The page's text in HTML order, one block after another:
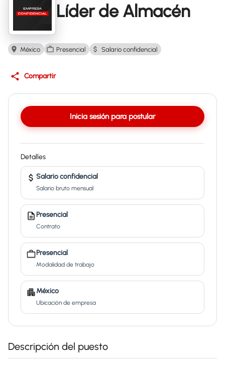
Líder de Almacén
México Presencial Salario confidencial
Compartir
Inicia sesión para postular
Detalles
Salario confidencial
Salario bruto mensual
Presencial
Contrato
Presencial
Modalidad de trabajo
México
Ubicación de empresa
Descripción del puesto